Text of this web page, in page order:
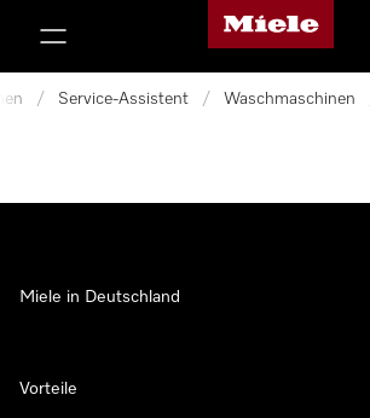
Miele-Homepage
/ Service-Assistent / Waschmaschinen
Miele in Deutschland
Vorteile